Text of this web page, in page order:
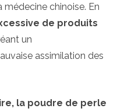
médecine chinoise. En
de produits
un
assimilation des
la poudre de perle